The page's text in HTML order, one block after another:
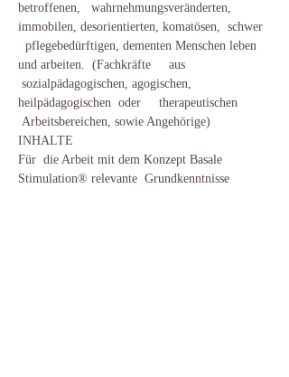
betroffenen,   wahrnehmungsveränderten,
immobilen, desorientierten, komatösen,  schwer
pflegebedürftigen, dementen Menschen leben
und arbeiten.  (Fachkräfte     aus
sozialpädagogischen, agogischen,
heilpädagogischen  oder     therapeutischen
Arbeitsbereichen, sowie Angehörige)
INHALTE
Für  die Arbeit mit dem Konzept Basale
Stimulation® relevante  Grundkenntnisse